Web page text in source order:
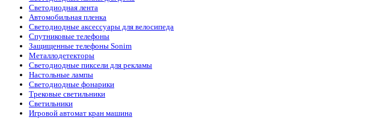
Светодиодная лента
Автомобильная пленка
Светодиодные аксессуары для велосипеда
Спутниковые телефоны
Защищенные телефоны Sonim
Металлодетекторы
Светодиодные пиксели для рекламы
Настольные лампы
Светодиодные фонарики
Трековые светильники
Светильники
Игровой автомат кран машина